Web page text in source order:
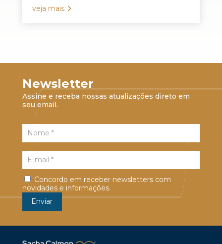
veja mais
Newsletter
Assine e receba nossas atualizações direto em
seu email.
Concordo em receber newsletters com
novidades e informações.